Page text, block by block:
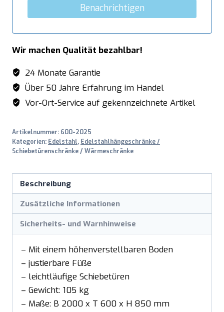
Benachrichtigen
Wir machen Qualität bezahlbar!
24 Monate Garantie
Über 50 Jahre Erfahrung im Handel
Vor-Ort-Service auf gekennzeichnete Artikel
Artikelnummer: 600-2025
Kategorien: Edelstahl, Edelstahlhängeschränke /
Schiebetürenschränke / Wärmeschränke
Beschreibung
Zusätzliche Informationen
Sicherheits- und Warnhinweise
– Mit einem höhenverstellbaren Boden
– justierbare Füße
– leichtläufige Schiebetüren
– Gewicht: 105 kg
– Maße: B 2000 x T 600 x H 850 mm